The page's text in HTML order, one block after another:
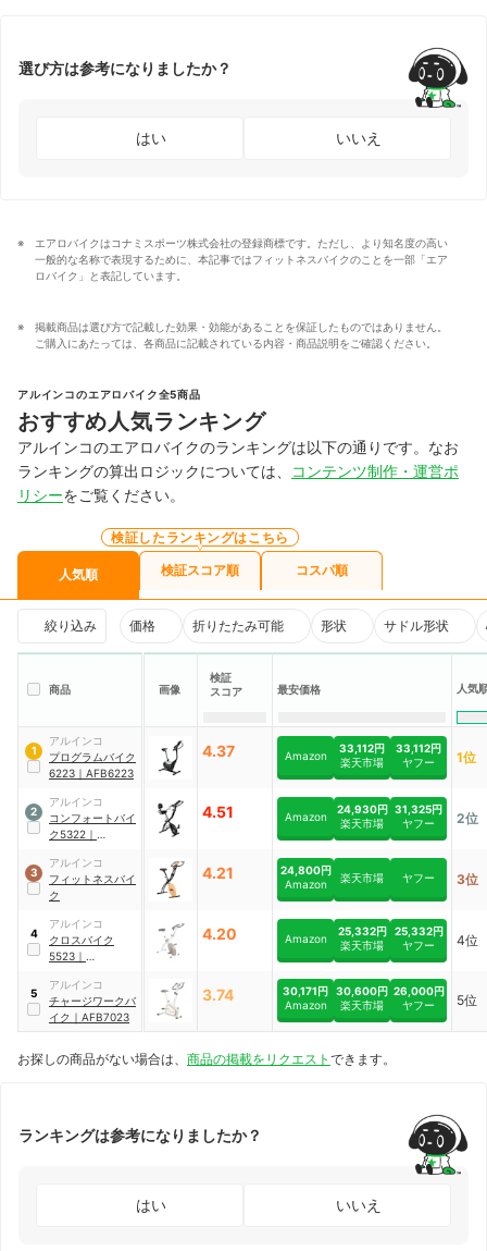
選び方は参考になりましたか？
はい いいえ
エアロバイクはコナミスポーツ株式会社の登録商標です。ただし、より知名度の高い
一般的な名称で表現するために、本記事ではフィットネスバイクのことを一部「エア
ロバイク」と表記しています。
掲載商品は選び方で記載した効果・効能があることを保証したものではありません。
ご購入にあたっては、各商品に記載されている内容・商品説明をご確認ください。
アルインコのエアロバイク全5商品
おすすめ人気ランキング
アルインコのエアロバイクのランキングは以下の通りです。なお
ランキングの算出ロジックについては、
コンテンツ制作・運営ポ
リシーをご覧ください。
人気順
検証したランキングはこちら
検証スコア順 コスパ順
絞り込み 価格 折りたたみ可能 形状 サドル形状
商品 画像
検証
スコア
最安価格 人気
1
アルインコ
プログラムバイク
6223 ｜ AFB6223
4.37 Amazon
33,112円
楽天市場
33,112円
ヤフー
1位
2
アルインコ
コンフォートバイ
ク5322 ｜
4.51 Amazon
24,930円
楽天市場
31,325円
ヤフー
2位
3
アルインコ
フィットネスバイ
ク
4.21
24,800円
Amazon
楽天市場 ヤフー 3位
4
アルインコ
クロスバイク
5523 ｜
4.20 Amazon
25,332円
楽天市場
25,332円
ヤフー
4位
5
アルインコ
チャージワークバ
イク ｜ AFB7023
3.74
30,171円
Amazon
30,600円
楽天市場
26,000円
ヤフー
5位
お探しの商品がない場合は、 商品の掲載をリクエスト できます。
ランキングは参考になりましたか？
はい いいえ